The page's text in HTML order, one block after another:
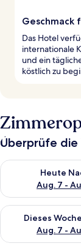
Geschmack
Das Hotel
internationale
und ein
köstlich zu
Überprüfe
Heute
Aug. 7 -
Überprüfe die
Dieses
Aug. 7 -
Überprüfe die